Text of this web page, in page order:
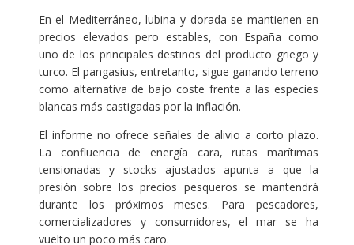
En el Mediterráneo, lubina y dorada se mantienen en
precios elevados pero estables, con España como
uno de los principales destinos del producto griego y
turco. El pangasius, entretanto, sigue ganando terreno
como alternativa de bajo coste frente a las especies
blancas más castigadas por la inflación.
El informe no ofrece señales de alivio a corto plazo.
La confluencia de energía cara, rutas marítimas
tensionadas y stocks ajustados apunta a que la
presión sobre los precios pesqueros se mantendrá
durante los próximos meses. Para pescadores,
comercializadores y consumidores, el mar se ha
vuelto un poco más caro.